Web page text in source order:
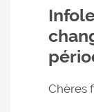
Chères